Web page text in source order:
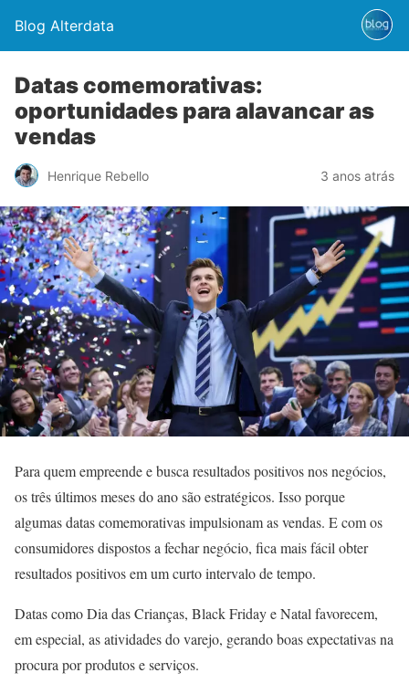
Blog Alterdata
Datas comemorativas:
oportunidades para alavancar as
vendas
Henrique Rebello 3 anos atrás
Para quem empreende e busca resultados positivos nos negócios,
os três últimos meses do ano são estratégicos. Isso porque
algumas datas comemorativas impulsionam as vendas. E com os
consumidores dispostos a fechar negócio, fica mais fácil obter
resultados positivos em um curto intervalo de tempo.
Datas como Dia das Crianças, Black Friday e Natal favorecem,
em especial, as atividades do varejo, gerando boas expectativas na
procura por produtos e serviços.